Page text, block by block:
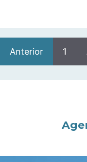
Anterior 1